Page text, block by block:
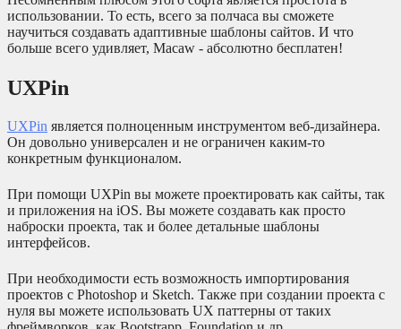
использовании. То есть, всего за полчаса вы сможете
научиться создавать адаптивные шаблоны сайтов. И что
больше всего удивляет, Macaw - абсолютно бесплатен!
UXPin
UXPin является полноценным инструментом веб-дизайнера.
Он довольно универсален и не ограничен каким-то
конкретным функционалом.
При помощи UXPin вы можете проектировать как сайты, так
и приложения на iOS. Вы можете создавать как просто
наброски проекта, так и более детальные шаблоны
интерфейсов.
При необходимости есть возможность импортирования
проектов с Photoshop и Sketch. Также при создании проекта с
нуля вы можете использовать UX паттерны от таких